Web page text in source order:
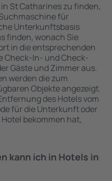
St Catharines zu finden,
für
Unterkunftsbasis
finden, wonach Sie
in die entsprechenden
Check-In- und Check-
Gäste und Zimmer aus.
werden die zum
Objekte angezeigt.
des Hotels vom
für die Unterkunft oder
bekommen hat,
kann ich in Hotels in